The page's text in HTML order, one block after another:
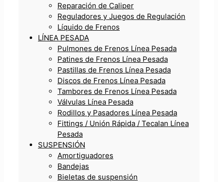
Reparación de Caliper
Reguladores y Juegos de Regulación
Líquido de Frenos
LÍNEA PESADA
Pulmones de Frenos Línea Pesada
Patines de Frenos Línea Pesada
Pastillas de Frenos Línea Pesada
Discos de Frenos Línea Pesada
Tambores de Frenos Línea Pesada
Válvulas Línea Pesada
Rodillos y Pasadores Línea Pesada
Fittings / Unión Rápida / Tecalan Línea
Pesada
SUSPENSIÓN
Amortiguadores
Bandejas
Bieletas de suspensión